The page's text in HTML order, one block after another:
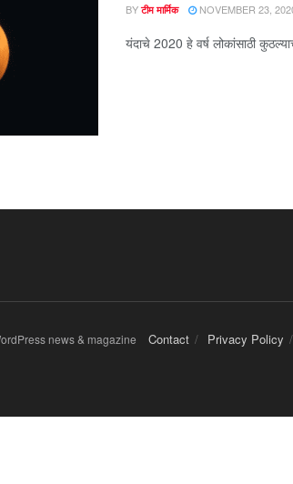
BY टीम मार्मिक NOVEMBER 23,
यंदाचे 2020 हे वर्ष लोकांसाठी
Contact Privacy Policy
news & magazine